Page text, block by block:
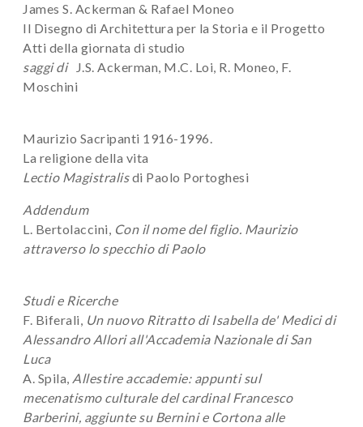
James S. Ackerman & Rafael Moneo
Il Disegno di Architettura per la Storia e il Progetto
Atti della giornata di studio
saggi di J.S. Ackerman, M.C. Loi, R. Moneo, F.
Moschini
Maurizio Sacripanti 1916-1996.
La religione della vita
Lectio Magistralisdi Paolo Portoghesi
Addendum
L. Bertolaccini, Con il nome del figlio. Maurizio
attraverso lo specchio di Paolo
Studi e Ricerche
F. Biferali, Un nuovo Ritratto di Isabella de' Medici di
Alessandro Allori all'Accademia Nazionale di San
Luca
A. Spila, Allestire accademie: appunti sul
mecenatismo culturale del cardinal Francesco
Barberini, aggiunte su Bernini e Cortona alle